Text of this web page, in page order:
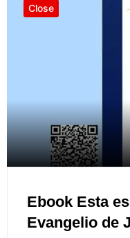
Close
Ebook Esta
Evangelio de